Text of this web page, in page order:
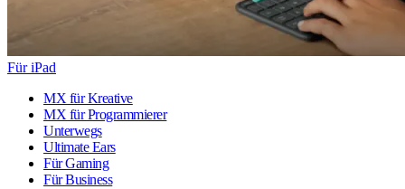
Für iPad
MX für Kreative
MX für Programmierer
Unterwegs
Ultimate Ears
Für Gaming
Für Business